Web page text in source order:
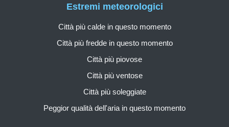
Estremi meteorologici
Città più calde in questo momento
Città più fredde in questo momento
Città più piovose
Città più ventose
Città più soleggiate
Peggior qualità dell'aria in questo momento